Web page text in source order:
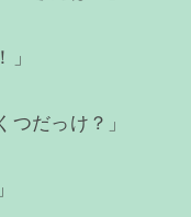
」
つだっけ？」